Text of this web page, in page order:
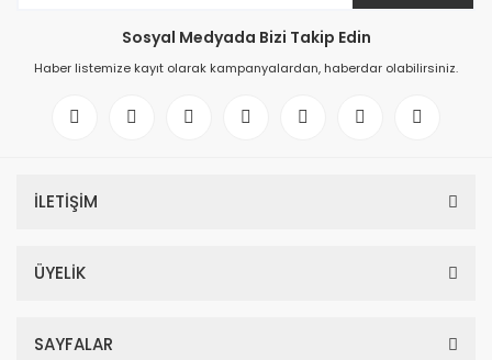
Sosyal Medyada Bizi Takip Edin
Haber listemize kayıt olarak kampanyalardan, haberdar olabilirsiniz.
İLETİŞİM
ÜYELİK
SAYFALAR